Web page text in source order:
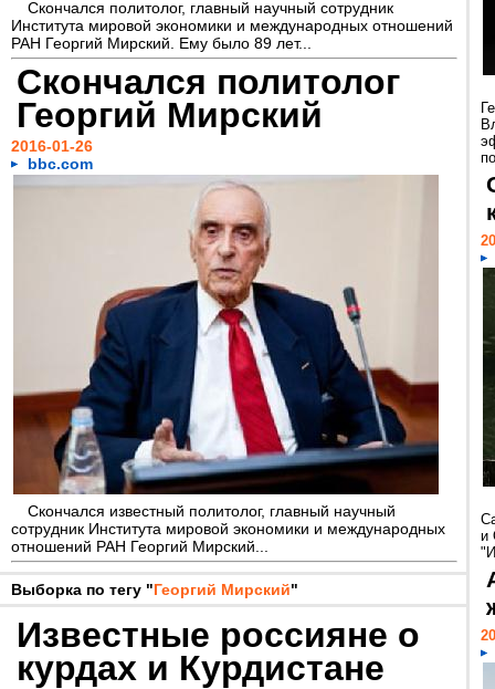
Скончался политолог, главный научный сотрудник
Института мировой экономики и международных отношений
РАН Георгий Мирский. Ему было 89 лет...
Скончался политолог
Георгий Мирский
2016-01-26
bbc.com
Скончался известный политолог, главный научный
сотрудник Института мировой экономики и международных
отношений РАН Георгий Мирский...
Выборка по тегу "Георгий Мирский"
Известные россияне о
курдах и Курдистане
и